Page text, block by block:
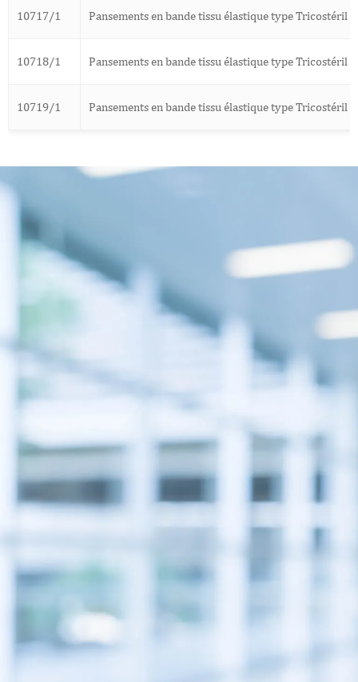
10717/1 Pansements en bande tissu élastique type Tricostéril
10718/1 Pansements en bande tissu élastique type Tricostéril
10719/1 Pansements en bande tissu élastique type Tricostéril